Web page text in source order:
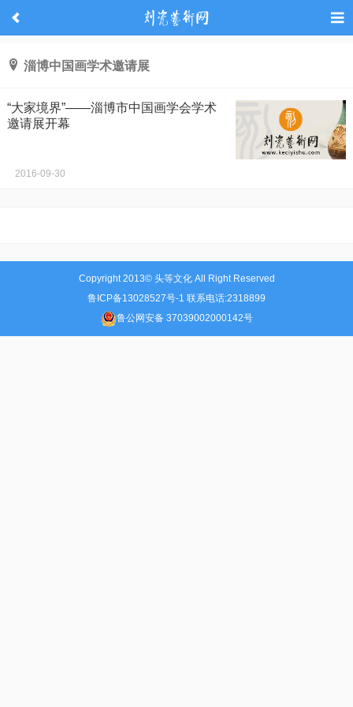
淄博中国画学术邀请展
“大家境界”——淄博市中国画学会学术
邀请展开幕
2016-09-30
Copyright 2013© 头等文化 All Right Reserved
鲁ICP备13028527号-1 联系电话:2318899
鲁公网安备 37039002000142号